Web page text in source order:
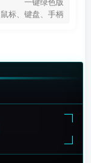
鼠标、键盘、手柄